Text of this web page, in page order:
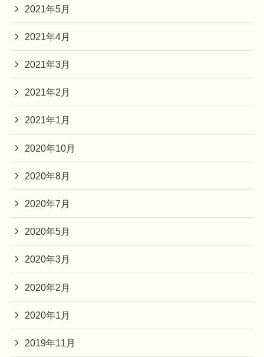
2021年5月
2021年4月
2021年3月
2021年2月
2021年1月
2020年10月
2020年8月
2020年7月
2020年5月
2020年3月
2020年2月
2020年1月
2019年11月